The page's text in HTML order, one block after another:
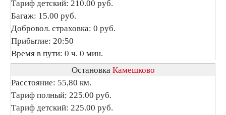
Тариф детский: 210.00 руб.
Багаж: 15.00 руб.
Добровол. страховка: 0 руб.
Прибытие: 20:50
Время в пути: 0 ч. 0 мин.
Остановка Камешково
Расстояние: 55,80 км.
Тариф полный: 225.00 руб.
Тариф детский: 225.00 руб.